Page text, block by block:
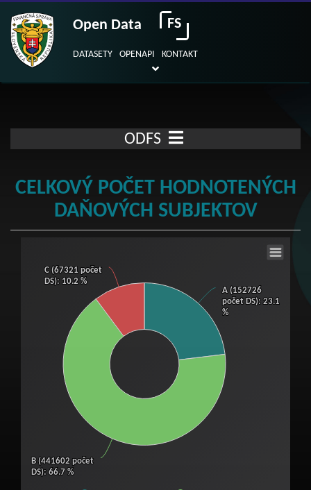
Open Data FS
DATASETY OPENAPI KONTAKT
ODFS
CELKOVÝ POČET HODNOTENÝCH
DAŇOVÝCH SUBJEKTOV
Celkový počet hodnotených daňových
Pie chart with 3 slices.
View as data table, Celkový počet hodnotených daňových subjektov
A (152726
počet DS): 23.1
%
A (152726
počet DS): 23.1
%
B (441602 počet
DS): 66.7 %
B (441602 počet
DS): 66.7 %
C (67321 počet
DS): 10.2 %
C (67321 počet
DS): 10.2 %